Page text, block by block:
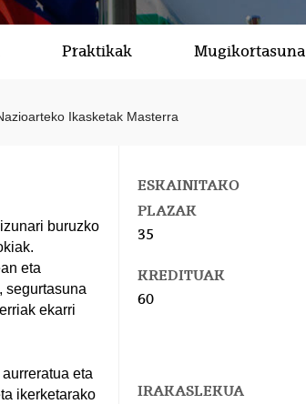
Praktikak Mugikortasuna
Ikasketak Masterra
buruzko
eta
segurtasuna
ekarri
eta
ikerketarako
ESKAINITAKO
PLAZAK
35
KREDITUAK
60
IRAKASLEKUA